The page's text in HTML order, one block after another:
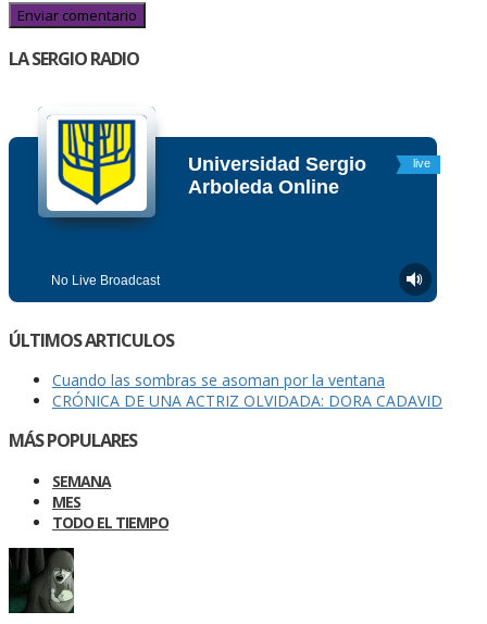
LA SERGIO RADIO
ÚLTIMOS ARTICULOS
Cuando las sombras se asoman por la ventana
CRÓNICA DE UNA ACTRIZ OLVIDADA: DORA CADAVID
MÁS POPULARES
SEMANA
MES
TODO EL TIEMPO